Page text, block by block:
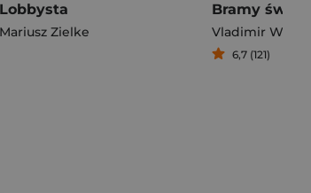
Lobbysta
Mariusz Zielke
Bramy
Vladimir Wolff
6,7 (121)